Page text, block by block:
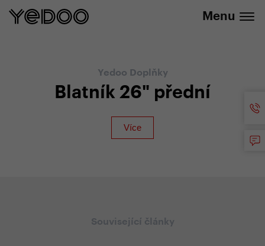
Menu
Yedoo Doplňky
Blatník 26" přední
Související články